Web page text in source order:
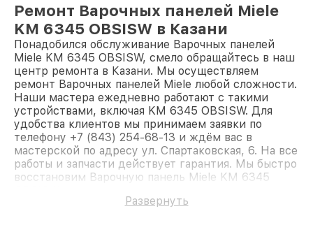
Ремонт Варочных панелей Miele
KM 6345 OBSISW в Казани
Понадобился обслуживание Варочных панелей
Miele KM 6345 OBSISW, смело обращайтесь в наш
центр ремонта в Казани. Мы осуществляем
ремонт Варочных панелей Miele любой сложности.
Наши мастера ежедневно работают с такими
устройствами, включая KM 6345 OBSISW. Для
удобства клиентов мы принимаем заявки по
телефону +7 (843) 254-68-13 и ждём вас в
мастерской по адресу ул. Спартаковская, 6. На все
работы и запчасти действует гарантия. Мы быстро
восстановим Варочную панель Miele KM 6345
Развернуть